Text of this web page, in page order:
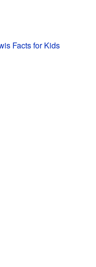
Facts for Kids